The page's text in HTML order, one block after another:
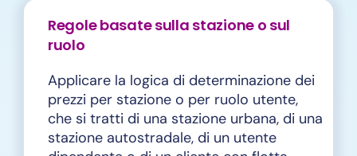
Regole basate sulla stazione o sul
ruolo
Applicare la logica di determinazione dei
prezzi per stazione o per ruolo utente,
che si tratti di una stazione urbana, di una
stazione autostradale, di un utente